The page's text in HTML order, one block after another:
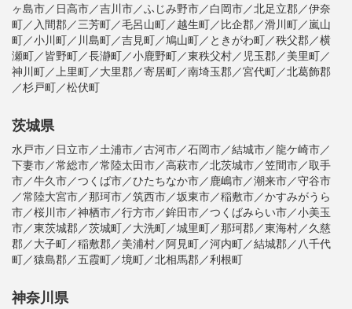
ヶ島市／日高市／吉川市／ふじみ野市／白岡市／北足立郡／伊奈
町／入間郡／三芳町／毛呂山町／越生町／比企郡／滑川町／嵐山
町／小川町／川島町／吉見町／鳩山町／ときがわ町／秩父郡／横
瀬町／皆野町／長瀞町／小鹿野町／東秩父村／児玉郡／美里町／
神川町／上里町／大里郡／寄居町／南埼玉郡／宮代町／北葛飾郡
／杉戸町／松伏町
茨城県
水戸市／日立市／土浦市／古河市／石岡市／結城市／龍ケ崎市／
下妻市／常総市／常陸太田市／高萩市／北茨城市／笠間市／取手
市／牛久市／つくば市／ひたちなか市／鹿嶋市／潮来市／守谷市
／常陸大宮市／那珂市／筑西市／坂東市／稲敷市／かすみがうら
市／桜川市／神栖市／行方市／鉾田市／つくばみらい市／小美玉
市／東茨城郡／茨城町／大洗町／城里町／那珂郡／東海村／久慈
郡／大子町／稲敷郡／美浦村／阿見町／河内町／結城郡／八千代
町／猿島郡／五霞町／境町／北相馬郡／利根町
神奈川県